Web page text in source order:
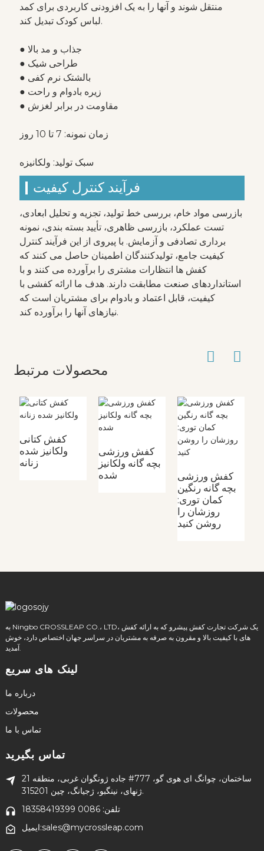
منتقل شوند و آنها را به یک افزودنی کاربردی برای کمد
لباس کودک تبدیل کند.
● جذاب و مد بالا
● طراحی شیک
● بالشتک نرم کفی
● زیره بادوام و راحت
● مقاومت در برابر لغزش
زمان نمونه: 7 تا 10 روز
سبک تولید: ولکانیزه
فرآیند کنترل کیفیت
بازرسی مواد خام، بررسی خط تولید، تجزیه و تحلیل ابعادی،
تست عملکرد، بازرسی ظاهری، تأیید بسته بندی، نمونه
برداری تصادفی و آزمایش. با پیروی از این فرآیند کنترل
کیفیت جامع، تولیدکنندگان اطمینان حاصل می کنند که
کفش ها انتظارات مشتری را برآورده می کنند و با
استانداردهای صنعت مطابقت دارند. هدف ما ارائه کفشی با
کیفیت، قابل اعتماد و بادوام برای مشتریان است که
نیازهای آنها را برآورده کند.
محصولات مرتبط
کفش کتانی
ولکانیز شده
زنانه
کفش ورزشی
بچه گانه ولکانیز
شده
کفش ورزشی
بچه گانه رنگین
کمان توری:
روزشان را
روشن کنید
به Ningbo CROSSLEAP CO.، LTD، یک شرکت تجارت کفش پیشرو که به ارائه کفش
های با کیفیت بالا و مقرون به صرفه به مشتریان در سراسر جهان اختصاص دارد، خوش
آمدید.
لینک های سریع
درباره ما
محصولات
تماس با ما
تماس بگیرید
21 ساختمان، چوانگ ای هوی گو، 777# جاده ژونگوان غربی، منطقه
ژنهای، نینگبو، ژجیانگ، چین 315201.
تلفن: 0086 18358419399
ایمیل:sales@mycrossleap.com